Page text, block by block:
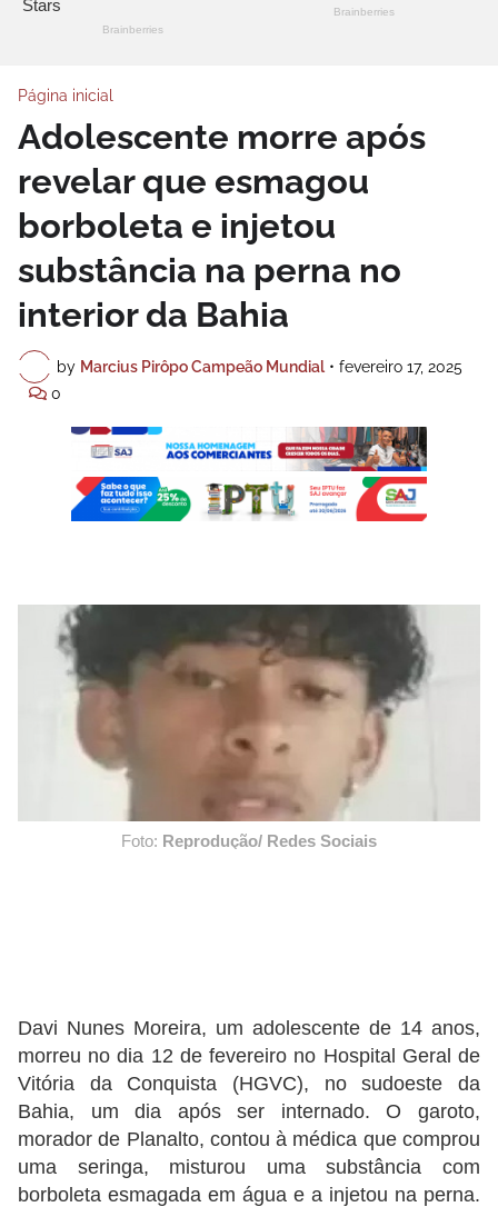
Página inicial
Adolescente morre após
revelar que esmagou
borboleta e injetou
substância na perna no
interior da Bahia
by Marcius Pirôpo Campeão Mundial • fevereiro 17, 2025
0
Foto: Reprodução/ Redes Sociais
Davi Nunes Moreira, um adolescente de 14 anos,
morreu no dia 12 de fevereiro no Hospital Geral de
Vitória da Conquista (HGVC), no sudoeste da
Bahia, um dia após ser internado. O garoto,
morador de Planalto, contou à médica que comprou
uma seringa, misturou uma substância com
borboleta esmagada em água e a injetou na perna.